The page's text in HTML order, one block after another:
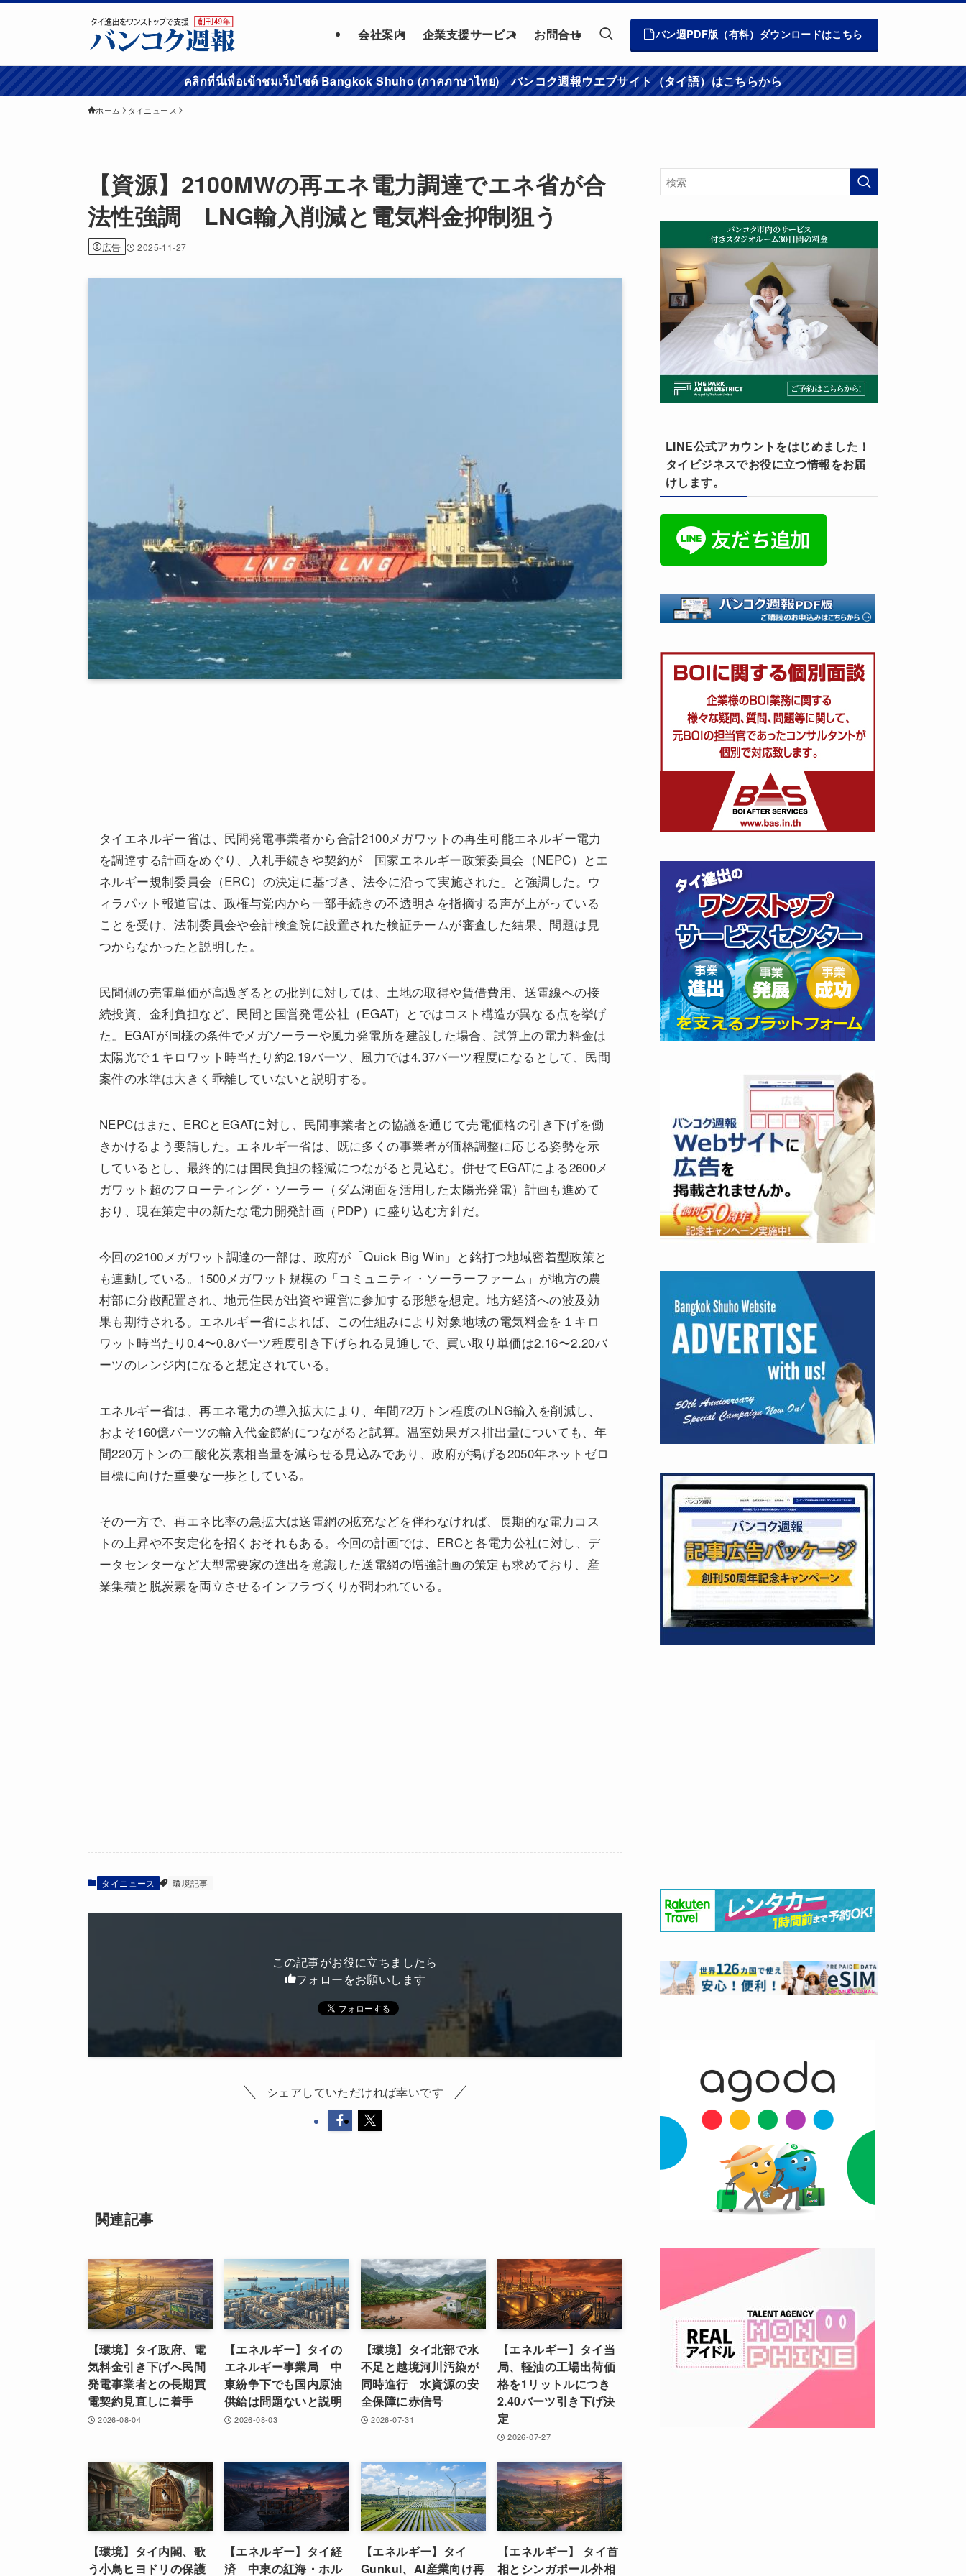
会社案内 企業支援サービス お問合せ バン週PDF版（有料）ダウンロードはこちら
คลิกที่นี่เพื่อเข้าชมเว็บไซต์ Bangkok Shuho (ภาคภาษาไทย) バンコク週報ウエブサイト（タイ語）はこちらから
ホーム タイニュース
【資源】2100MWの再エネ電力調達でエネ省が合
法性強調 LNG輸入削減と電気料金抑制狙う
広告 2025-11-27
タイエネルギー省は、民間発電事業者から合計2100メガワットの再生可能エネルギー電力
を調達する計画をめぐり、入札手続きや契約が「国家エネルギー政策委員会（NEPC）とエ
ネルギー規制委員会（ERC）の決定に基づき、法令に沿って実施された」と強調した。ウ
ィラパット報道官は、政権与党内から一部手続きの不透明さを指摘する声が上がっている
ことを受け、法制委員会や会計検査院に設置された検証チームが審査した結果、問題は見
つからなかったと説明した。
民間側の売電単価が高過ぎるとの批判に対しては、土地の取得や賃借費用、送電線への接
続投資、金利負担など、民間と国営発電公社（EGAT）とではコスト構造が異なる点を挙げ
た。EGATが同様の条件でメガソーラーや風力発電所を建設した場合、試算上の電力料金は
太陽光で１キロワット時当たり約2.19バーツ、風力では4.37バーツ程度になるとして、民間
案件の水準は大きく乖離していないと説明する。
NEPCはまた、ERCとEGATに対し、民間事業者との協議を通じて売電価格の引き下げを働
きかけるよう要請した。エネルギー省は、既に多くの事業者が価格調整に応じる姿勢を示
しているとし、最終的には国民負担の軽減につながると見込む。併せてEGATによる2600メ
ガワット超のフローティング・ソーラー（ダム湖面を活用した太陽光発電）計画も進めて
おり、現在策定中の新たな電力開発計画（PDP）に盛り込む方針だ。
今回の2100メガワット調達の一部は、政府が「Quick Big Win」と銘打つ地域密着型政策と
も連動している。1500メガワット規模の「コミュニティ・ソーラーファーム」が地方の農
村部に分散配置され、地元住民が出資や運営に参加する形態を想定。地方経済への波及効
果も期待される。エネルギー省によれば、この仕組みにより対象地域の電気料金を１キロ
ワット時当たり0.4〜0.8バーツ程度引き下げられる見通しで、買い取り単価は2.16〜2.20バ
ーツのレンジ内になると想定されている。
エネルギー省は、再エネ電力の導入拡大により、年間72万トン程度のLNG輸入を削減し、
およそ160億バーツの輸入代金節約につながると試算。温室効果ガス排出量についても、年
間220万トンの二酸化炭素相当量を減らせる見込みであり、政府が掲げる2050年ネットゼロ
目標に向けた重要な一歩としている。
その一方で、再エネ比率の急拡大は送電網の拡充などを伴わなければ、長期的な電力コス
トの上昇や不安定化を招くおそれもある。今回の計画では、ERCと各電力公社に対し、デ
ータセンターなど大型需要家の進出を意識した送電網の増強計画の策定も求めており、産
業集積と脱炭素を両立させるインフラづくりが問われている。
タイニュース 環境記事
この記事がお役に立ちましたら
フォローをお願いします
シェアしていただければ幸いです
関連記事
【環境】タイ政府、電
気料金引き下げへ民間
発電事業者との長期買
電契約見直しに着手
2026-08-04
【エネルギー】タイの
エネルギー事業局 中
東紛争下でも国内原油
供給は問題ないと説明
2026-08-03
【環境】タイ北部で水
不足と越境河川汚染が
同時進行 水資源の安
全保障に赤信号
2026-07-31
【エネルギー】タイ当
局、軽油の工場出荷価
格を1リットルにつき
2.40バーツ引き下げ決
定
2026-07-27
【環境】タイ内閣、歌
う小鳥ヒヨドリの保護
【エネルギー】タイ経
済 中東の紅海・ホル
【エネルギー】タイ
Gunkul、AI産業向け再
【エネルギー】 タイ首
相とシンガポール外相
LINE公式アカウントをはじめました！
タイビジネスでお役に立つ情報をお届
けします。